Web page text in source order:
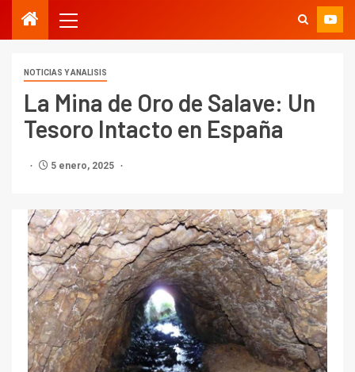
NOTICIAS Y ANALISIS
La Mina de Oro de Salave: Un
Tesoro Intacto en España
5 enero, 2025